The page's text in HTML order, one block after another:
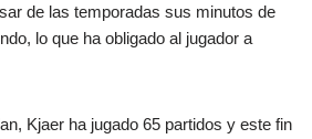
de las temporadas sus minutos de
lo que ha obligado al jugador a
Kjaer ha jugado 65 partidos y este fin